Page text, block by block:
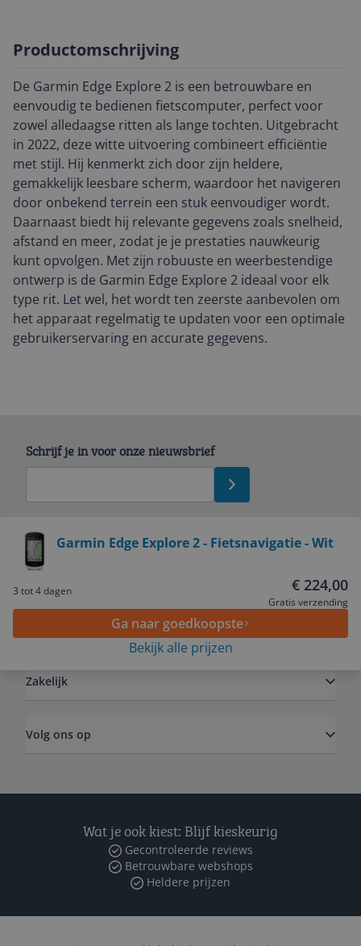
Productomschrijving
De Garmin Edge Explore 2 is een betrouwbare en
eenvoudig te bedienen fietscomputer, perfect voor
zowel alledaagse ritten als lange tochten. Uitgebracht
in 2022, deze witte uitvoering combineert efficiëntie
met stijl. Hij kenmerkt zich door zijn heldere,
gemakkelijk leesbare scherm, waardoor het navigeren
door onbekend terrein een stuk eenvoudiger wordt.
Daarnaast biedt hij relevante gegevens zoals snelheid,
afstand en meer, zodat je je prestaties nauwkeurig
kunt opvolgen. Met zijn robuuste en weerbestendige
ontwerp is de Garmin Edge Explore 2 ideaal voor elk
type rit. Let wel, het wordt ten zeerste aanbevolen om
het apparaat regelmatig te updaten voor een optimale
gebruikerservaring en accurate gegevens.
Garmin Edge Explore 2 - Fietsnavigatie - Wit
3 tot 4 dagen € 224,00
Gratis verzending
Ga naar goedkoopste
Bekijk alle prijzen
Schrijf je in voor onze nieuwsbrief
Service
Zakelijk
Volg ons op
Wat je ook kiest: Blijf kieskeurig
Gecontroleerde reviews
Betrouwbare webshops
Heldere prijzen